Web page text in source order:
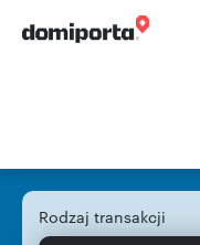
Rodzaj transakcji